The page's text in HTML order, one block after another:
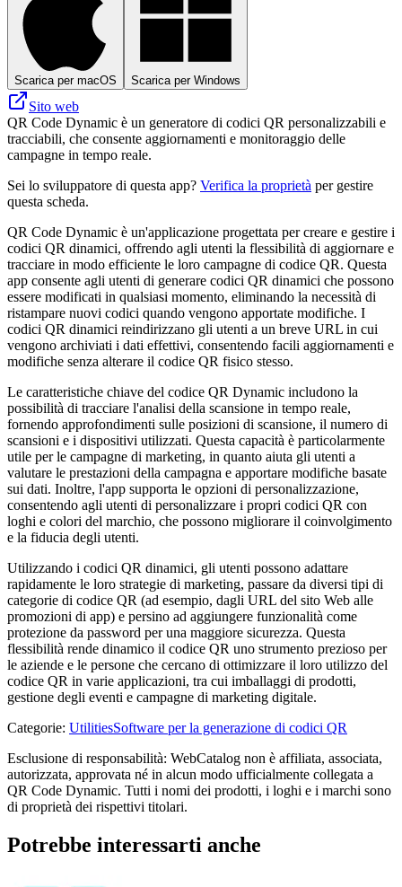
Scarica per macOS Scarica per Windows
Sito web
QR Code Dynamic è un generatore di codici QR personalizzabili e
tracciabili, che consente aggiornamenti e monitoraggio delle
campagne in tempo reale.
Sei lo sviluppatore di questa app? Verifica la proprietà per gestire
questa scheda.
QR Code Dynamic è un'applicazione progettata per creare e gestire i
codici QR dinamici, offrendo agli utenti la flessibilità di aggiornare e
tracciare in modo efficiente le loro campagne di codice QR. Questa
app consente agli utenti di generare codici QR dinamici che possono
essere modificati in qualsiasi momento, eliminando la necessità di
ristampare nuovi codici quando vengono apportate modifiche. I
codici QR dinamici reindirizzano gli utenti a un breve URL in cui
vengono archiviati i dati effettivi, consentendo facili aggiornamenti e
modifiche senza alterare il codice QR fisico stesso.
Le caratteristiche chiave del codice QR Dynamic includono la
possibilità di tracciare l'analisi della scansione in tempo reale,
fornendo approfondimenti sulle posizioni di scansione, il numero di
scansioni e i dispositivi utilizzati. Questa capacità è particolarmente
utile per le campagne di marketing, in quanto aiuta gli utenti a
valutare le prestazioni della campagna e apportare modifiche basate
sui dati. Inoltre, l'app supporta le opzioni di personalizzazione,
consentendo agli utenti di personalizzare i propri codici QR con
loghi e colori del marchio, che possono migliorare il coinvolgimento
e la fiducia degli utenti.
Utilizzando i codici QR dinamici, gli utenti possono adattare
rapidamente le loro strategie di marketing, passare da diversi tipi di
categorie di codice QR (ad esempio, dagli URL del sito Web alle
promozioni di app) e persino ad aggiungere funzionalità come
protezione da password per una maggiore sicurezza. Questa
flessibilità rende dinamico il codice QR uno strumento prezioso per
le aziende e le persone che cercano di ottimizzare il loro utilizzo del
codice QR in varie applicazioni, tra cui imballaggi di prodotti,
gestione degli eventi e campagne di marketing digitale.
Categorie: UtilitiesSoftware per la generazione di codici QR
Esclusione di responsabilità: WebCatalog non è affiliata, associata,
autorizzata, approvata né in alcun modo ufficialmente collegata a
QR Code Dynamic. Tutti i nomi dei prodotti, i loghi e i marchi sono
di proprietà dei rispettivi titolari.
Potrebbe interessarti anche